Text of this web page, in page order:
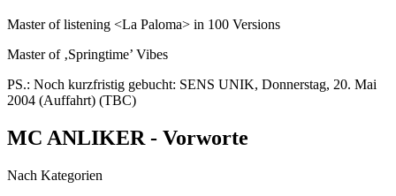
Master of listening <La Paloma> in 100 Versions
Master of ‚Springtime’ Vibes
PS.: Noch kurzfristig gebucht: SENS UNIK, Donnerstag, 20. Mai
2004 (Auffahrt) (TBC)
MC ANLIKER - Vorworte
Nach Kategorien